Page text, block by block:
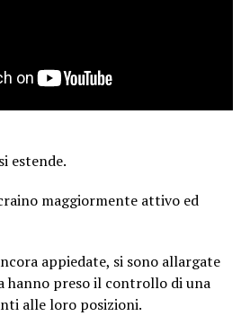
estende.
maggiormente attivo ed
appiedate, si sono allargate
hanno preso il controllo di una
alle loro posizioni.